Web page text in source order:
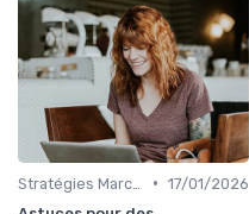
• 17/01/2026